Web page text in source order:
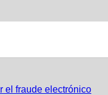
el fraude electrónico